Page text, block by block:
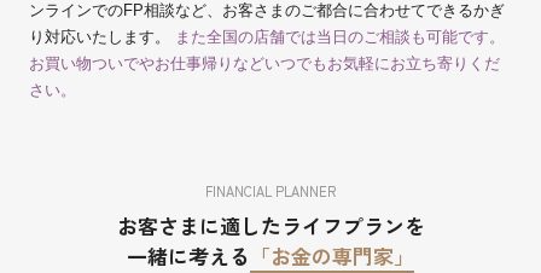
ンラインでのFP相談など、お客さまのご都合に合わせてできるかぎ
り対応いたします。
また全国の店舗では当日のご相談も可能です。
お買い物ついでやお仕事帰りなどいつでもお気軽にお立ち寄りくだ
さい。
FINANCIAL PLANNER
お客さまに適したライフプランを
一緒に考える 「お金の専門家」